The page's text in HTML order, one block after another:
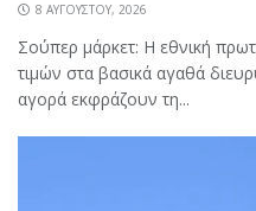
8 ΑΥΓΟΎΣΤΟΥ, 2026
Σούπερ μάρκετ: Η εθνική
τιμών στα βασικά αγαθά
αγορά εκφράζουν τη...